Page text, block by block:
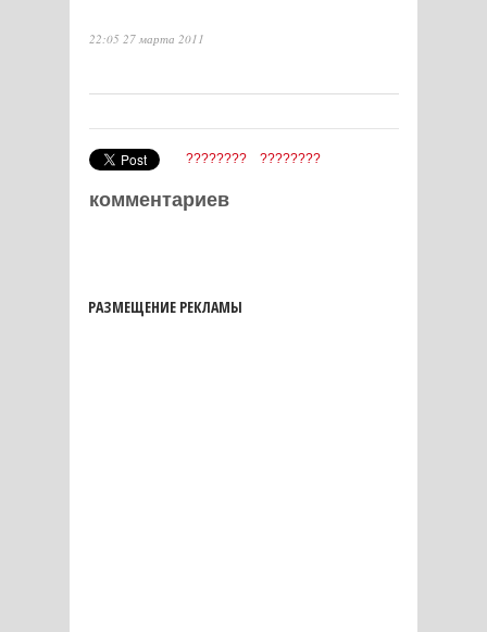
22:05 27 марта 2011
???????? ????????
комментариев
РАЗМЕЩЕНИЕ РЕКЛАМЫ